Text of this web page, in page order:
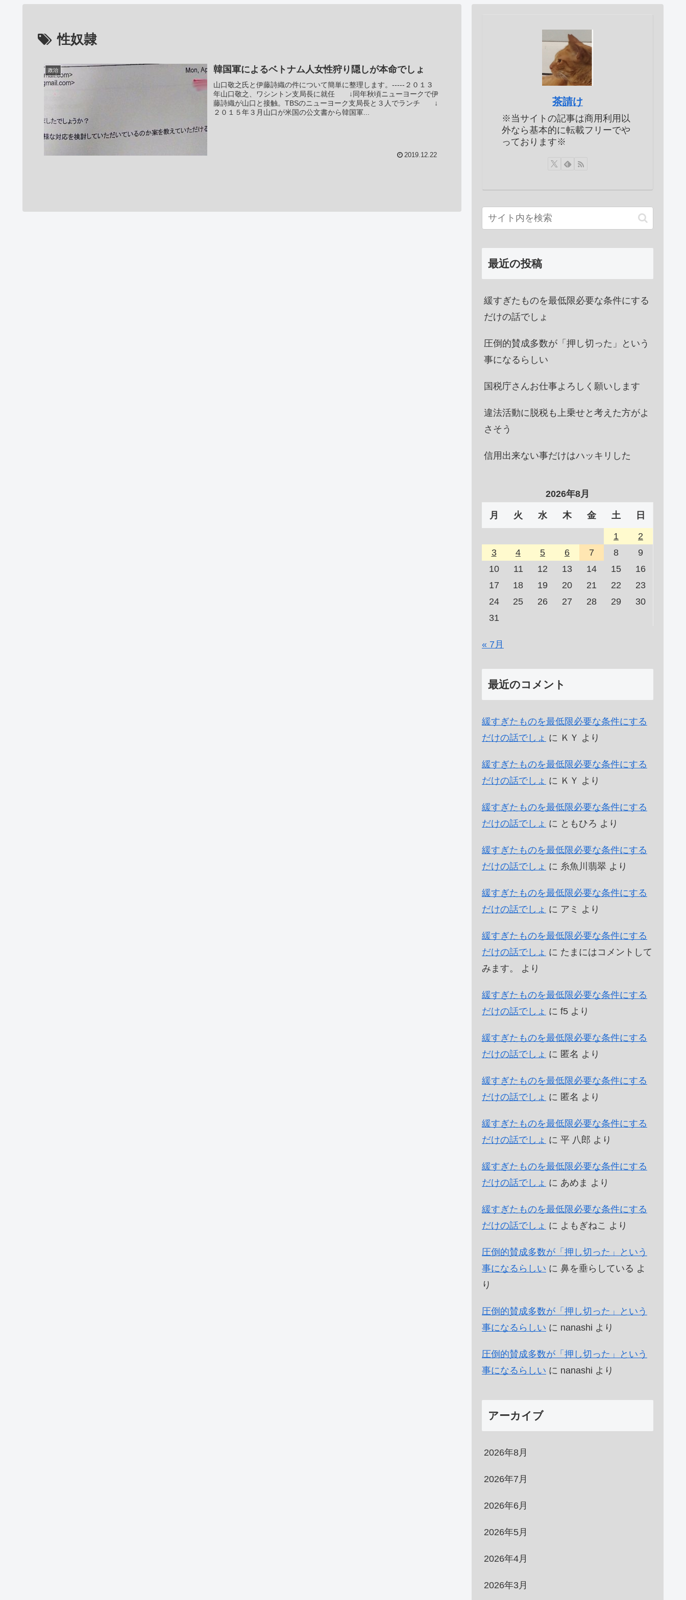
性奴隷
政治 韓国軍によるベトナム人女性狩り隠しが本命でしょ
山口敬之氏と伊藤詩織の件について簡単に整理します。-----２０１３
年山口敬之、ワシントン支局長に就任 ↓同年秋頃ニューヨークで伊
藤詩織が山口と接触。TBSのニューヨーク支局長と３人でランチ ↓
２０１５年３月山口が米国の公文書から韓国軍...
2019.12.22
茶請け
※当サイトの記事は商用利用以
外なら基本的に転載フリーでや
っております※
最近の投稿
緩すぎたものを最低限必要な条件にする
だけの話でしょ
圧倒的賛成多数が「押し切った」という
事になるらしい
国税庁さんお仕事よろしく願いします
違法活動に脱税も上乗せと考えた方がよ
さそう
信用出来ない事だけはハッキリした
2026年8月
月 火 水 木 金 土 日
1
2
3
4 5 6 7 8
9
10
11 12 13 14 15
16
17
18 19 20 21 22
23
24
25 26 27 28 29
30
31
« 7月
最近のコメント
緩すぎたものを最低限必要な条件にする
だけの話でしょ に ＫＹ より
緩すぎたものを最低限必要な条件にする
だけの話でしょ に ＫＹ より
緩すぎたものを最低限必要な条件にする
だけの話でしょ に ともひろ より
緩すぎたものを最低限必要な条件にする
だけの話でしょ に 糸魚川翡翠 より
緩すぎたものを最低限必要な条件にする
だけの話でしょ に アミ より
緩すぎたものを最低限必要な条件にする
だけの話でしょ に たまにはコメントして
みます。
より
緩すぎたものを最低限必要な条件にする
だけの話でしょ に f5 より
緩すぎたものを最低限必要な条件にする
だけの話でしょ に 匿名 より
緩すぎたものを最低限必要な条件にする
だけの話でしょ に 匿名 より
緩すぎたものを最低限必要な条件にする
だけの話でしょ に 平 八郎 より
緩すぎたものを最低限必要な条件にする
だけの話でしょ に あめま より
緩すぎたものを最低限必要な条件にする
だけの話でしょ に よもぎねこ より
圧倒的賛成多数が「押し切った」という
事になるらしい に 鼻を垂らしている よ
り
圧倒的賛成多数が「押し切った」という
事になるらしい に nanashi より
圧倒的賛成多数が「押し切った」という
事になるらしい に nanashi より
アーカイブ
2026年8月
2026年7月
2026年6月
2026年5月
2026年4月
2026年3月